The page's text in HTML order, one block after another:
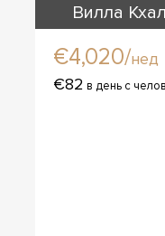
Вилла
€4,020/нед
€82 в день с